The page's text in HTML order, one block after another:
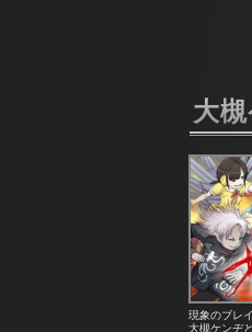
大
現象のブレ
大槻ケンヂ